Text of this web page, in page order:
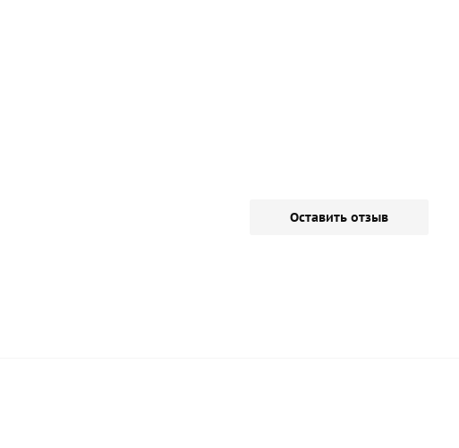
Оставить отзыв